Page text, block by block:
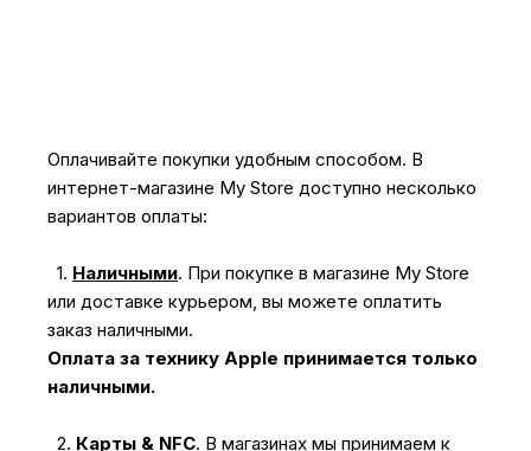
Оплачивайте покупки удобным способом. В
интернет-магазине My Store доступно несколько
вариантов оплаты:
1. Наличными. При покупке в магазине My Store
или доставке курьером, вы можете оплатить
заказ наличными.
Оплата за технику Apple принимается только
наличными.
2. Карты & NFC. В магазинах мы принимаем к